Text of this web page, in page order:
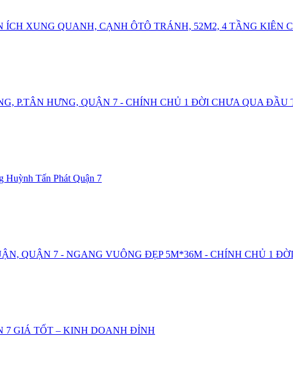
XUNG QUANH, CẠNH ÔTÔ TRÁNH, 52M2, 4 TẦNG KIÊN
P.TÂN HƯNG, QUẬN 7 - CHÍNH CHỦ 1 ĐỜI CHƯA QUA ĐẦU
Huỳnh Tấn Phát Quận 7
QUẬN 7 - NGANG VUÔNG ĐẸP 5M*36M - CHÍNH CHỦ 1
7 GIÁ TỐT – KINH DOANH ĐỈNH